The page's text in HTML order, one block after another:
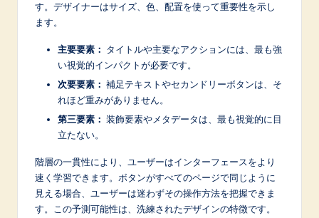
す。デザイナーはサイズ、色、配置を使って重要性を示し
ます。
主要要素： タイトルや主要なアクションには、最も強
い視覚的インパクトが必要です。
次要要素： 補足テキストやセカンドリーボタンは、そ
れほど重みがありません。
第三要素： 装飾要素やメタデータは、最も視覚的に目
立たない。
階層の一貫性により、ユーザーはインターフェースをより
速く学習できます。ボタンがすべてのページで同じように
見える場合、ユーザーは迷わずその操作方法を把握できま
す。この予測可能性は、洗練されたデザインの特徴です。